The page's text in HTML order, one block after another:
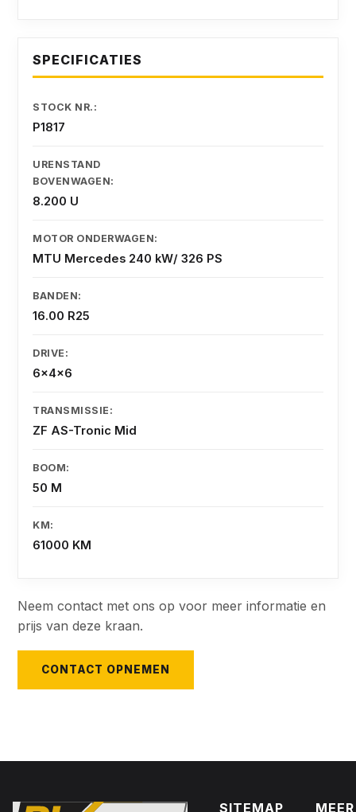
SPECIFICATIES
STOCK NR.:
P1817
URENSTAND
BOVENWAGEN:
8.200 U
MOTOR ONDERWAGEN:
MTU Mercedes 240 kW/ 326 PS
BANDEN:
16.00 R25
DRIVE:
6x4x6
TRANSMISSIE:
ZF AS-Tronic Mid
BOOM:
50 M
KM:
61000 KM
Neem contact met ons op voor meer informatie en
prijs van deze kraan.
CONTACT OPNEMEN
SITEMAP MEER